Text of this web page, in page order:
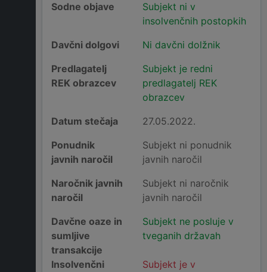
Sodne objave
Subjekt ni v
insolvenčnih postopkih
Davčni dolgovi
Ni davčni dolžnik
Predlagatelj
REK obrazcev
Subjekt je redni
predlagatelj REK
obrazcev
Datum stečaja
27.05.2022.
Ponudnik
javnih naročil
Subjekt ni ponudnik
javnih naročil
Naročnik javnih
naročil
Subjekt ni naročnik
javnih naročil
Davčne oaze in
sumljive
transakcije
Subjekt ne posluje v
tveganih državah
Insolvenčni
Subjekt je v